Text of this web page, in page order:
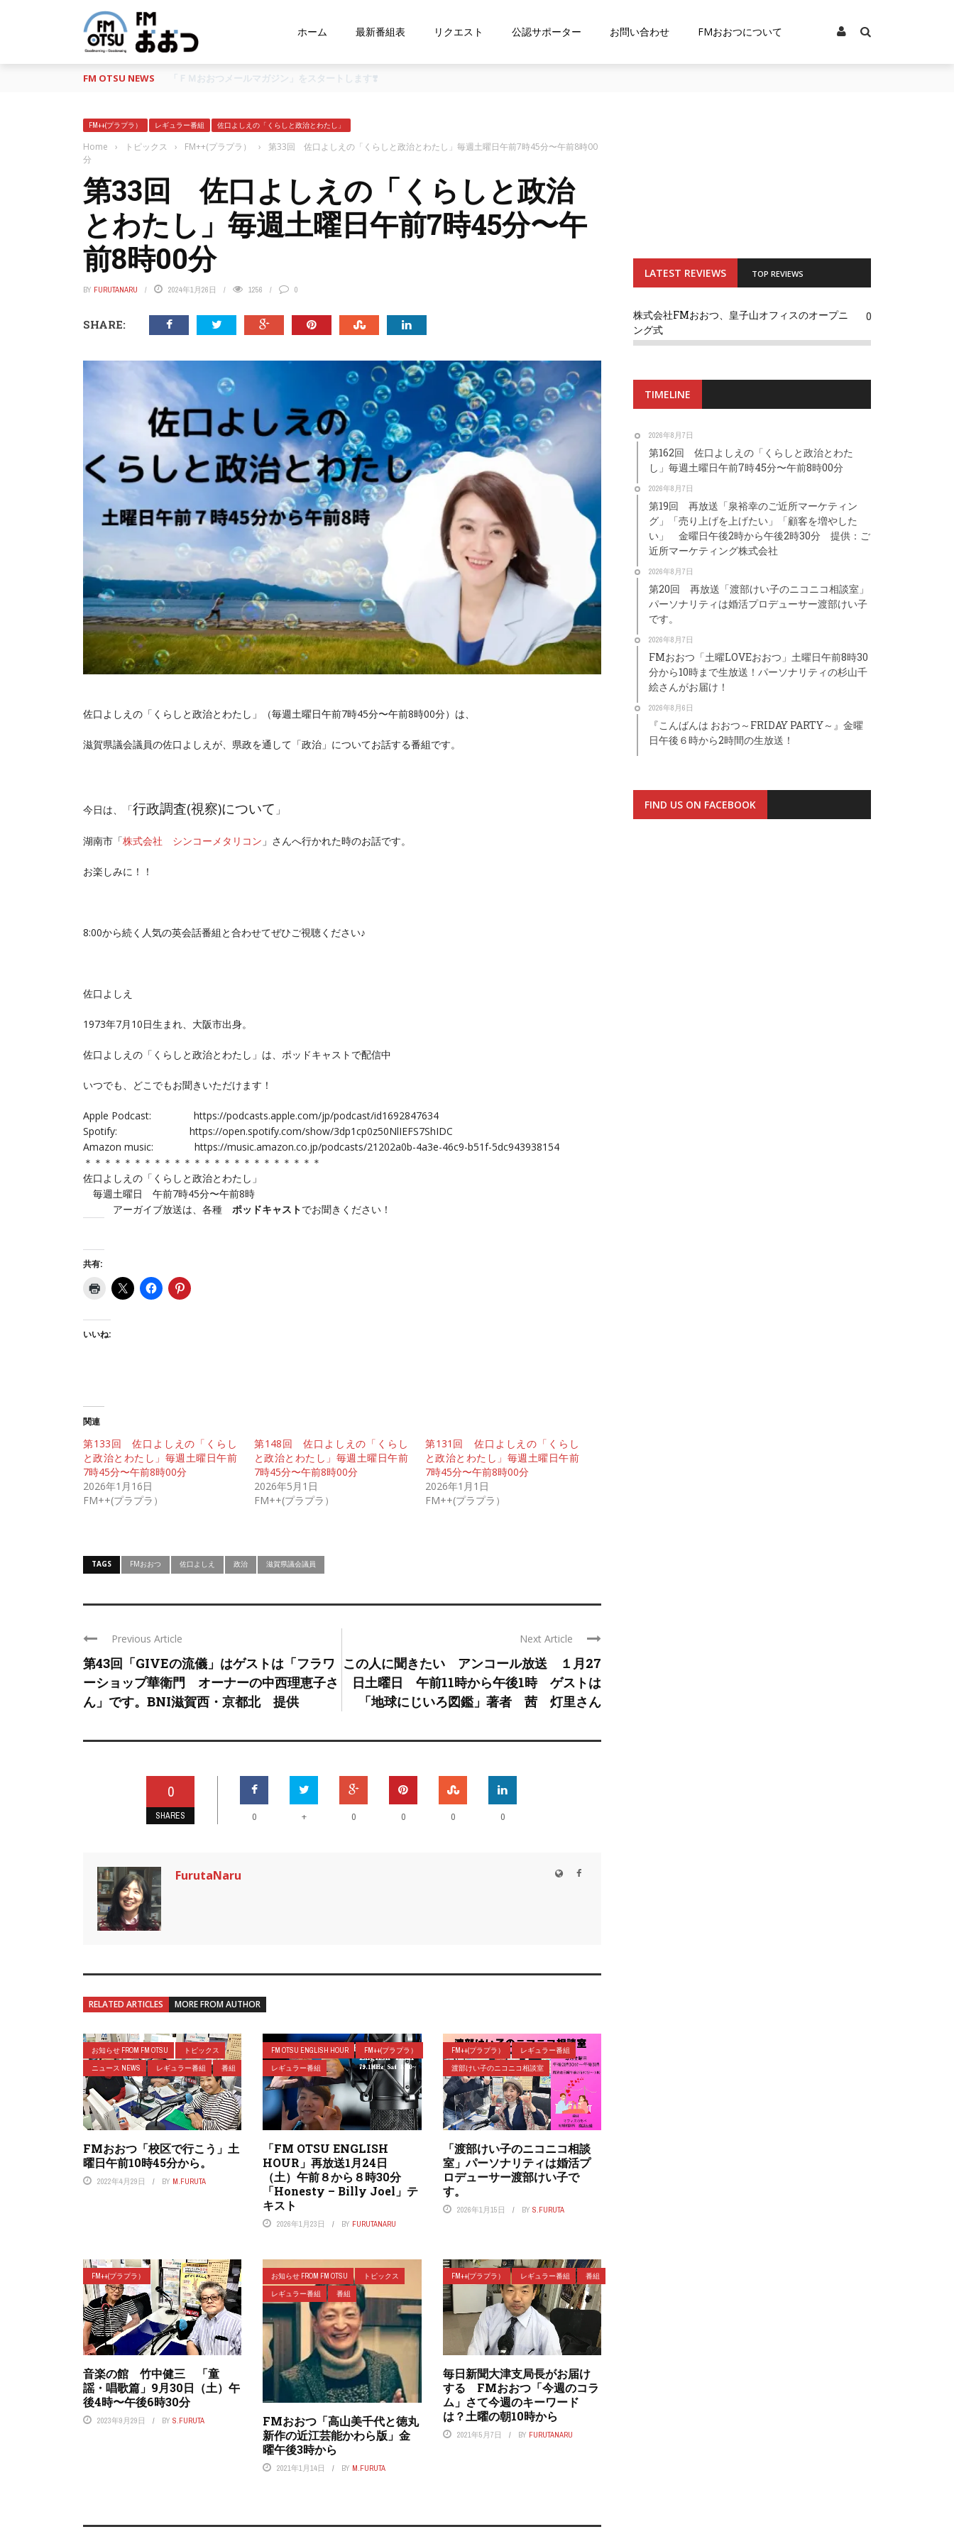
ホーム 最新番組表 リクエスト 公認サポーター お問い合わせ FMおおつについて
FM OTSU NEWS 『あの日の放送、もう一度聴きたいな…』にお応え！FMおおつ ポッドキャスト配信中！
FM++(プラプラ） レギュラー番組 佐口よしえの「くらしと政治とわたし」
Home › トピックス › FM++(プラプラ） ›
第33回 佐口よしえの「くらしと政治とわたし」毎週土曜日午前7時45分〜午前8時00
分
第33回 佐口よしえの「くらしと政治
とわたし」毎週土曜日午前7時45分〜午
前8時00分
BY FURUTANARU 2024年1月26日 1256 0
SHARE:
佐口よしえの「くらしと政治とわたし‪」（毎週土曜日午前7時45分〜午前8時00分）は、
滋賀県議会議員の佐口よしえが、県政を通して「政治」についてお話する番組です。
今日は、「行政調査(視察)について 」
湖南市「株式会社 シンコーメタリコン 」さんへ行かれた時のお話です。
お楽しみに！！
8:00から続く人気の英会話番組と合わせてぜひご視聴ください♪
佐口よしえ
1973年7月10日生まれ、大阪市出身。
佐口よしえの「くらしと政治とわたし‪」は、ポッドキャストで配信中
いつでも、どこでもお聞きいただけます！
Apple Podcast: https://podcasts.apple.com/jp/podcast/id1692847634
Spotify: https://open.spotify.com/show/3dp1cp0z50NlIEFS7ShIDC
Amazon music: https://music.amazon.co.jp/podcasts/21202a0b-4a3e-46c9-b51f-5dc943938154
＊＊＊＊＊＊＊＊＊＊＊＊＊＊＊＊＊＊＊＊＊＊＊＊
佐口よしえの 「くらしと政治とわたし」
毎週土曜日 午前7時45分〜午前8時
アーガイブ放送は、各種 ポッドキャストでお聞きください！
共有:
いいね:
関連
第133回 佐口よしえの「くらし
と政治とわたし」毎週土曜日午前
7時45分〜午前8時00分
2026年1月16日
FM++(プラプラ）
第148回 佐口よしえの「くらし
と政治とわたし」毎週土曜日午前
7時45分〜午前8時00分
2026年5月1日
FM++(プラプラ）
第131回 佐口よしえの「くらし
と政治とわたし」毎週土曜日午前
7時45分〜午前8時00分
2026年1月1日
FM++(プラプラ）
TAGS FMおおつ 佐口よしえ 政治 滋賀県議会議員
Previous Article
第43回「GIVEの流儀」はゲストは「フラワ
ーショップ華衛門 オーナーの中西理恵子さ
ん」です。BNI滋賀西・京都北 提供
Next Article
この人に聞きたい アンコール放送 １月27
日土曜日 午前11時から午後1時 ゲストは
「地球にじいろ図鑑」著者 茜 灯里さん
0
SHARES 0 + 0 0 0 0
FurutaNaru
RELATED ARTICLES MORE FROM AUTHOR
お知らせ FROM FM OTSU
トピックス
ニュース NEWS
レギュラー番組 番組
FMおおつ「校区で行こう」土
曜日午前10時45分から。
2022年4月29日 BY M.FURUTA
FM OTSU ENGLISH HOUR
FM++(プラプラ）
レギュラー番組
「FM OTSU ENGLISH
HOUR」再放送1月24日
（土）午前８から８時30分
「Honesty – Billy Joel」テ
キスト
2026年1月23日 BY FURUTANARU
FM++(プラプラ）
レギュラー番組
渡部けい子のニコニコ相談室
「渡部けい子のニコニコ相談
室」パーソナリティは婚活プ
ロデューサー渡部けい子で
す。
2026年1月15日 BY S.FURUTA
FM++(プラプラ）
音楽の館 竹中健三 「童
謡・唱歌篇」9月30日（土）午
後4時〜午後6時30分
2023年9月29日 BY S.FURUTA
お知らせ FROM FM OTSU
トピックス
レギュラー番組
番組
FMおおつ「高山美千代と徳丸
新作の近江芸能かわら版」金
曜午後3時から
2021年1月14日 BY M.FURUTA
FM++(プラプラ） レギュラー番組 番組
毎日新聞大津支局長がお届け
する FMおおつ「今週のコラ
ム」さて今週のキーワード
は？土曜の朝10時から
2021年5月7日 BY FURUTANARU
LATEST REVIEWS TOP REVIEWS
株式会社FMおおつ、皇子山オフィスのオープニ
ング式
0
TIMELINE
2026年8月7日
第162回 佐口よしえの「くらしと政治とわた
し」毎週土曜日午前7時45分〜午前8時00分
2026年8月7日
第19回 再放送「泉裕幸のご近所マーケティン
グ」「売り上げを上げたい」「顧客を増やした
い」 金曜日午後2時から午後2時30分 提供：ご
近所マーケティング株式会社
2026年8月7日
第20回 再放送「渡部けい子のニコニコ相談室」
パーソナリティは婚活プロデューサー渡部けい子
です。
2026年8月7日
FMおおつ「土曜LOVEおおつ」土曜日午前8時30
分から10時まで生放送！パーソナリティの杉山千
絵さんがお届け！
2026年8月6日
『こんばんは おおつ～FRIDAY PARTY～』金曜
日午後６時から2時間の生放送！
FIND US ON FACEBOOK